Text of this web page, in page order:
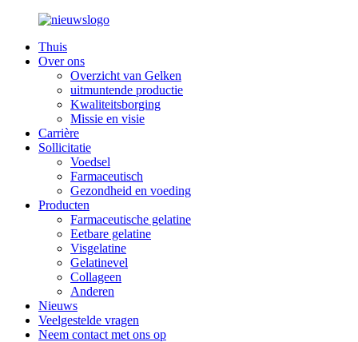
Thuis
Over ons
Overzicht van Gelken
uitmuntende productie
Kwaliteitsborging
Missie en visie
Carrière
Sollicitatie
Voedsel
Farmaceutisch
Gezondheid en voeding
Producten
Farmaceutische gelatine
Eetbare gelatine
Visgelatine
Gelatinevel
Collageen
Anderen
Nieuws
Veelgestelde vragen
Neem contact met ons op